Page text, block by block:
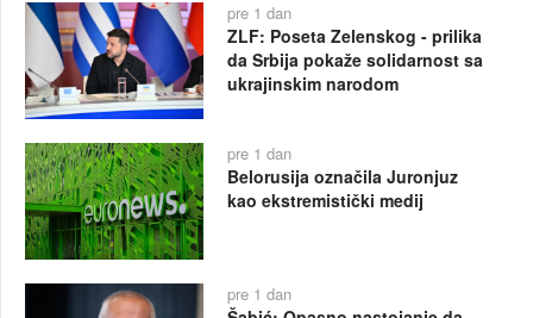
pre 1 dan
ZLF: Poseta Zelenskog - prilika
da Srbija pokaže solidarnost sa
ukrajinskim narodom
pre 1 dan
Belorusija označila Juronjuz
kao ekstremistički medij
pre 1 dan